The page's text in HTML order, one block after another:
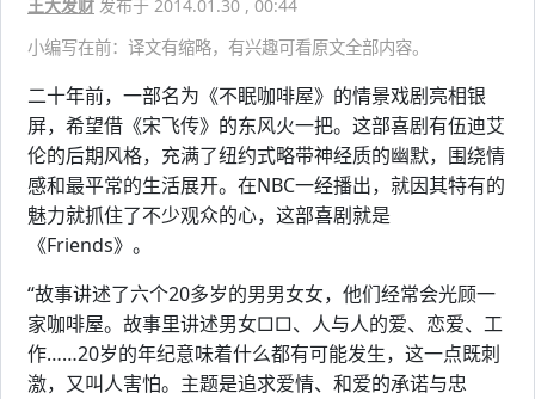
王大发财 发布于 2014.01.30 , 00:44
小编写在前：译文有缩略，有兴趣可看原文全部内容。
二十年前，一部名为《不眠咖啡屋》的情景戏剧亮相银
屏，希望借《宋飞传》的东风火一把。这部喜剧有伍迪艾
伦的后期风格，充满了纽约式略带神经质的幽默，围绕情
感和最平常的生活展开。在NBC一经播出，就因其特有的
魅力就抓住了不少观众的心，这部喜剧就是
《Friends》。
“故事讲述了六个20多岁的男男女女，他们经常会光顾一
家咖啡屋。故事里讲述男女□□、人与人的爱、恋爱、工
作……20岁的年纪意味着什么都有可能发生，这一点既刺
激，又叫人害怕。主题是追求爱情、和爱的承诺与忠